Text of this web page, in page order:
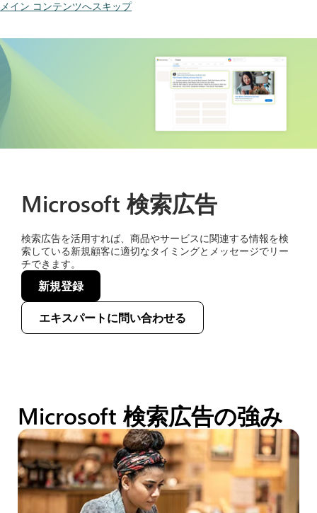
メイン コンテンツへスキップ
Microsoft 検索広告
検索広告を活用すれば、商品やサービスに関連する情報を検
索している新規顧客に適切なタイミングとメッセージでリー
チできます。
新規登録
(opens new window)
エキスパートに問い合わせる
Microsoft 検索広告の強み